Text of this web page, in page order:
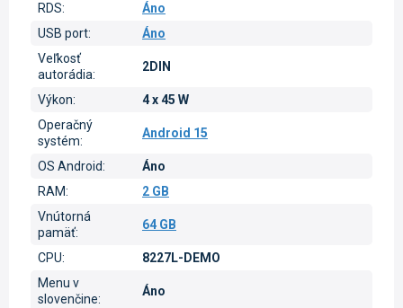
RDS:
Áno
USB port:
Áno
Veľkosť
autorádia:
2DIN
Výkon:
4 x 45 W
Operačný
systém:
Android 15
OS Android:
Áno
RAM:
2 GB
Vnútorná
pamäť:
64 GB
CPU:
8227L-DEMO
Menu v
slovenčine:
Áno